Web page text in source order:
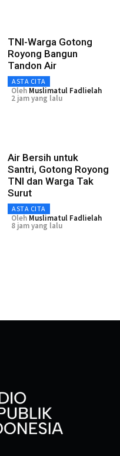
TNI-Warga Gotong
Royong Bangun
Tandon Air
ASTA CITA
Oleh Muslimatul Fadlielah
2 jam yang lalu
Air Bersih untuk
Santri, Gotong Royong
TNI dan Warga Tak
Surut
ASTA CITA
Oleh Muslimatul Fadlielah
8 jam yang lalu